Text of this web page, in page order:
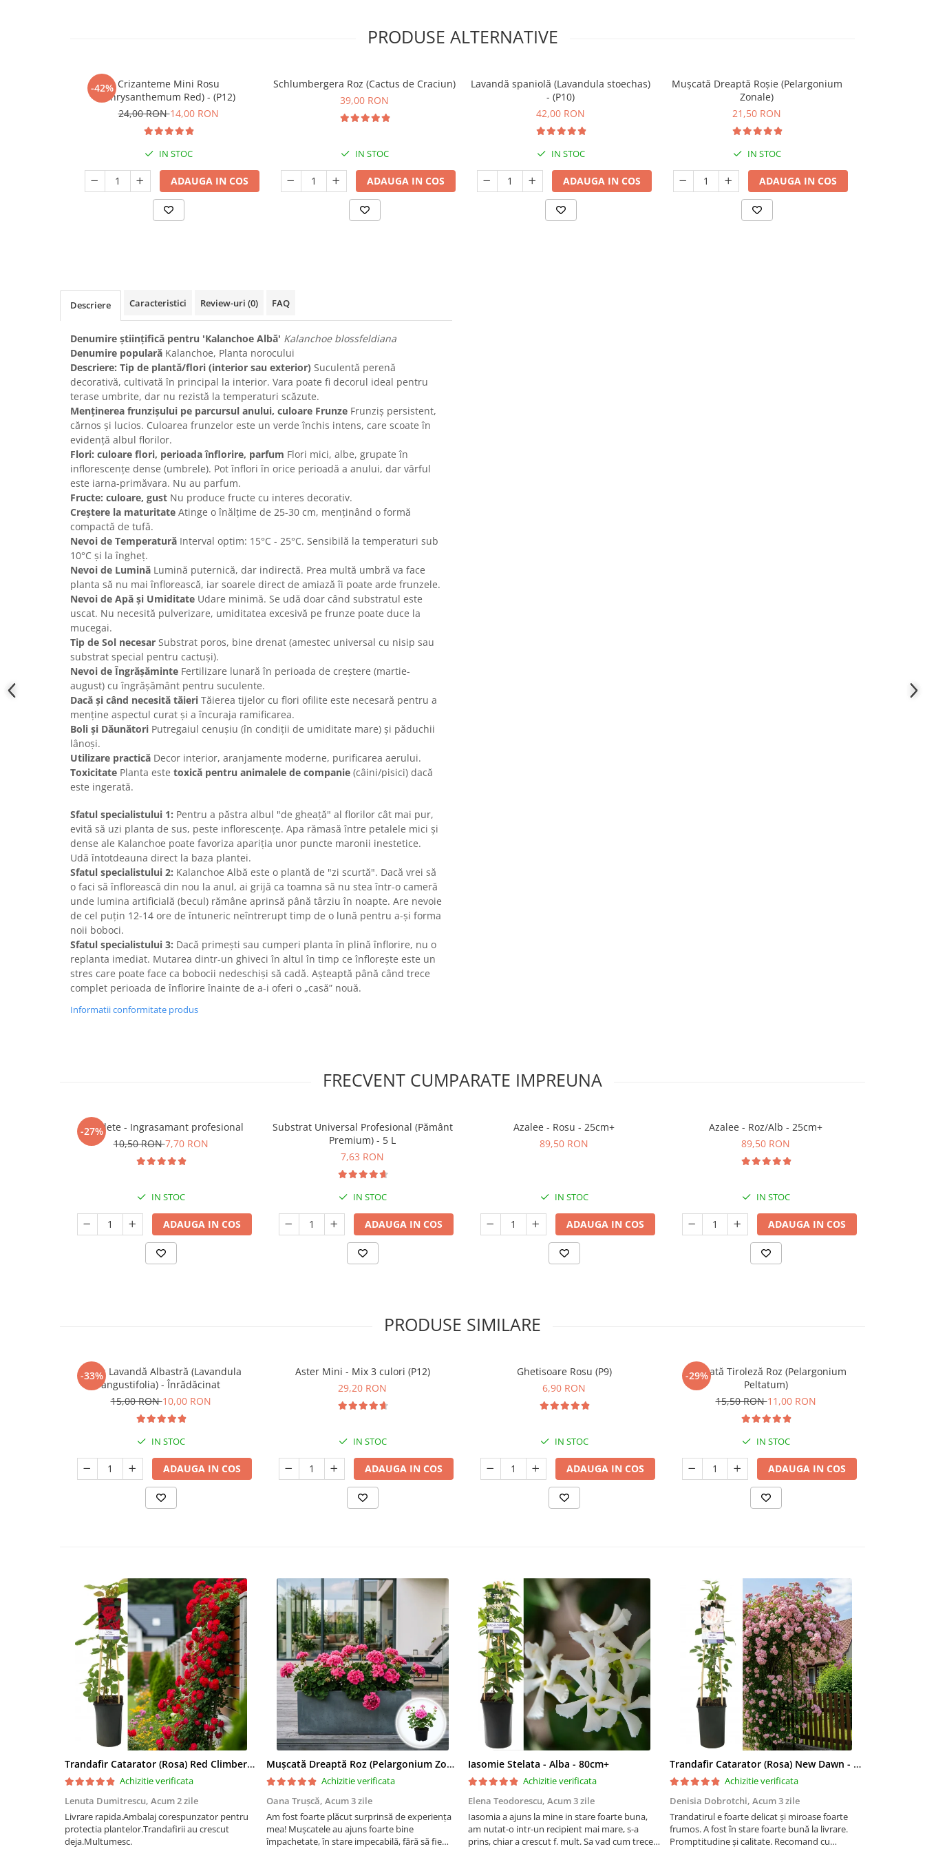
PRODUSE ALTERNATIVE
-42% Crizanteme Mini Rosu
(Chrysanthemum Red) - (P12)
24,00 RON14,00 RON
IN STOC
ADAUGA IN COS
Schlumbergera Roz (Cactus de Craciun)
39,00 RON
IN STOC
ADAUGA IN COS
Lavandă spaniolă (Lavandula stoechas)
- (P10)
42,00 RON
IN STOC
ADAUGA IN COS
Mușcată Dreaptă Roșie (Pelargonium
Zonale)
21,50 RON
IN STOC
ADAUGA IN COS
Descriere Caracteristici Review-uri (0) FAQ
Denumire științifică pentru 'Kalanchoe Albă' Kalanchoe blossfeldiana
Denumire populară Kalanchoe, Planta norocului
Descriere: Tip de plantă/flori (interior sau exterior) Suculentă perenă
decorativă, cultivată în principal la interior. Vara poate fi decorul ideal pentru
terase umbrite, dar nu rezistă la temperaturi scăzute.
Menținerea frunzișului pe parcursul anului, culoare Frunze Frunziș persistent,
cărnos și lucios. Culoarea frunzelor este un verde închis intens, care scoate în
evidență albul florilor.
Flori: culoare flori, perioada înflorire, parfum Flori mici, albe, grupate în
inflorescențe dense (umbrele). Pot înflori în orice perioadă a anului, dar vârful
este iarna-primăvara. Nu au parfum.
Fructe: culoare, gust Nu produce fructe cu interes decorativ.
Creștere la maturitate Atinge o înălțime de 25-30 cm, menținând o formă
compactă de tufă.
Nevoi de Temperatură Interval optim: 15°C - 25°C. Sensibilă la temperaturi sub
10°C și la îngheț.
Nevoi de Lumină Lumină puternică, dar indirectă. Prea multă umbră va face
planta să nu mai înflorească, iar soarele direct de amiază îi poate arde frunzele.
Nevoi de Apă și Umiditate Udare minimă. Se udă doar când substratul este
uscat. Nu necesită pulverizare, umiditatea excesivă pe frunze poate duce la
mucegai.
Tip de Sol necesar Substrat poros, bine drenat (amestec universal cu nisip sau
substrat special pentru cactuși).
Nevoi de Îngrășăminte Fertilizare lunară în perioada de creștere (martie-
august) cu îngrășământ pentru suculente.
Dacă și când necesită tăieri Tăierea tijelor cu flori ofilite este necesară pentru a
menține aspectul curat și a încuraja ramificarea.
Boli și Dăunători Putregaiul cenușiu (în condiții de umiditate mare) și păduchii
lânoși.
Utilizare practică Decor interior, aranjamente moderne, purificarea aerului.
Toxicitate Planta este toxică pentru animalele de companie (câini/pisici) dacă
este ingerată.
Sfatul specialistului 1: Pentru a păstra albul "de gheață" al florilor cât mai pur,
evită să uzi planta de sus, peste inflorescențe. Apa rămasă între petalele mici și
dense ale Kalanchoe poate favoriza apariția unor puncte maronii inestetice.
Udă întotdeauna direct la baza plantei.
Sfatul specialistului 2: Kalanchoe Albă este o plantă de "zi scurtă". Dacă vrei să
o faci să înflorească din nou la anul, ai grijă ca toamna să nu stea într-o cameră
unde lumina artificială (becul) rămâne aprinsă până târziu în noapte. Are nevoie
de cel puțin 12-14 ore de întuneric neîntrerupt timp de o lună pentru a-și forma
noii boboci.
Sfatul specialistului 3: Dacă primești sau cumperi planta în plină înflorire, nu o
replanta imediat. Mutarea dintr-un ghiveci în altul în timp ce înflorește este un
stres care poate face ca bobocii nedeschiși să cadă. Așteaptă până când trece
complet perioada de înflorire înainte de a-i oferi o „casă” nouă.
Informatii conformitate produs
FRECVENT CUMPARATE IMPREUNA
-27%
5 Tablete - Ingrasamant profesional
10,50 RON7,70 RON
IN STOC
ADAUGA IN COS
Substrat Universal Profesional (Pământ
Premium) - 5 L
7,63 RON
IN STOC
ADAUGA IN COS
Azalee - Rosu - 25cm+
89,50 RON
IN STOC
ADAUGA IN COS
Azalee - Roz/Alb - 25cm+
89,50 RON
IN STOC
ADAUGA IN COS
PRODUSE SIMILARE
-33%
Butaș Lavandă Albastră (Lavandula
angustifolia) - Înrădăcinat
15,00 RON10,00 RON
IN STOC
ADAUGA IN COS
Aster Mini - Mix 3 culori (P12)
29,20 RON
IN STOC
ADAUGA IN COS
Ghetisoare Rosu (P9)
6,90 RON
IN STOC
ADAUGA IN COS
-29%
Mușcată Tiroleză Roz (Pelargonium
Peltatum)
15,50 RON11,00 RON
IN STOC
ADAUGA IN COS
Trandafir Catarator (Rosa) Red Climber - 75cm
Achizitie verificata
Lenuta Dumitrescu, Acum 2 zile
Livrare rapida.Ambalaj corespunzator pentru
protectia plantelor.Trandafirii au crescut
deja.Multumesc.
Mușcată Dreaptă Roz (Pelargonium Zonale)
Achizitie verificata
Oana Trușcă, Acum 3 zile
Am fost foarte plăcut surprinsă de experiența
mea! Mușcatele au ajuns foarte bine
împachetate, în stare impecabilă, fără să fie
Iasomie Stelata - Alba - 80cm+
Achizitie verificata
Elena Teodorescu, Acum 3 zile
Iasomia a ajuns la mine in stare foarte buna,
am nutat-o intr-un recipient mai mare, s-a
prins, chiar a crescut f. mult. Sa vad cum trece
Trandafir Catarator (Rosa) New Dawn - 75cm
Achizitie verificata
Denisia Dobrotchi, Acum 3 zile
Trandatirul e foarte delicat și miroase foarte
frumos. A fost în stare foarte bună la livrare.
Promptitudine și calitate. Recomand cu